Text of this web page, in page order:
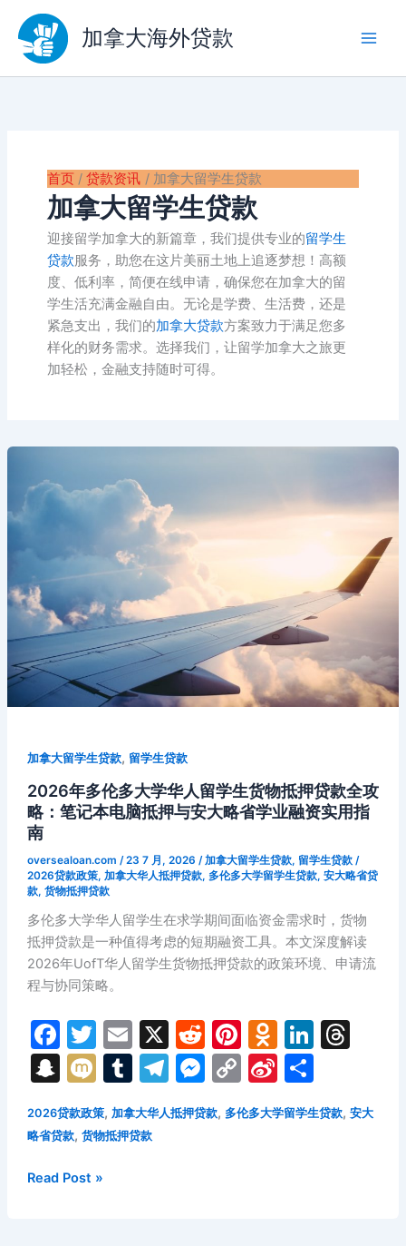
容
加拿大海外贷款
首页 贷款资讯 加拿大留学生贷款
加拿大留学生贷款
迎接留学加拿大的新篇章，我们提供专业的留学生
贷款服务，助您在这片美丽土地上追逐梦想！高额
度、低利率，简便在线申请，确保您在加拿大的留
学生活充满金融自由。无论是学费、生活费，还是
紧急支出，我们的加拿大贷款方案致力于满足您多
样化的财务需求。选择我们，让留学加拿大之旅更
加轻松，金融支持随时可得。
加拿大留学生贷款, 留学生贷款
2026年多伦多大学华人留学生货物抵押贷款全攻
略：笔记本电脑抵押与安大略省学业融资实用指
南
oversealoan.com /23 7 月, 2026 /加拿大留学生贷款, 留学生贷款/
2026贷款政策, 加拿大华人抵押贷款, 多伦多大学留学生贷款, 安大略省贷
款, 货物抵押贷款
多伦多大学华人留学生在求学期间面临资金需求时，货物
抵押贷款是一种值得考虑的短期融资工具。本文深度解读
2026年UofT华人留学生货物抵押贷款的政策环境、申请流
程与协同策略。
F
a
c
e
b
o
k
T
w
itt
er
E
m
ai
l
X R
e
d
di
Pi
nt
er
e
O
d
n
o
s
Li
n
k
e
T
a
S
n
a
p
c
M
ix
i
T
u
m
T
e
M
s
C
p
Si
a
分
享
2026贷款政策, 加拿大华人抵押贷款, 多伦多大学留学生贷款, 安大
略省贷款, 货物抵押贷款
2026
伦
Read Post »